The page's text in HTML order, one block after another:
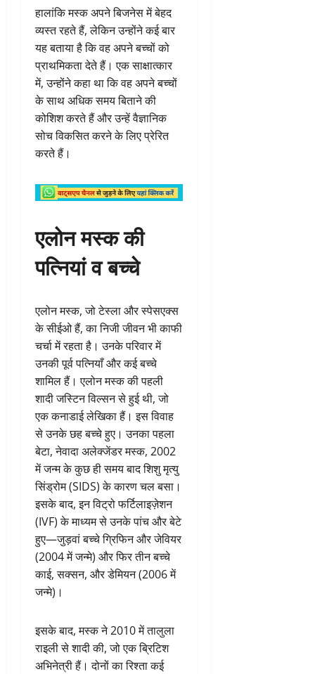
हालांकि मस्क अपने बिजनेस में बेहद
व्यस्त रहते हैं, लेकिन उन्होंने कई बार
यह बताया है कि वह अपने बच्चों को
प्राथमिकता देते हैं। एक साक्षात्कार
में, उन्होंने कहा था कि वह अपने बच्चों
के साथ अधिक समय बिताने की
कोशिश करते हैं और उन्हें वैज्ञानिक
सोच विकसित करने के लिए प्रेरित
करते हैं।
एलोन मस्क की
पत्नियां व बच्चे
एलोन मस्क, जो टेस्ला और स्पेसएक्स
के सीईओ हैं, का निजी जीवन भी काफी
चर्चा में रहता है। उनके परिवार में
उनकी पूर्व पत्नियाँ और कई बच्चे
शामिल हैं। एलोन मस्क की पहली
शादी जस्टिन विल्सन से हुई थी, जो
एक कनाडाई लेखिका हैं। इस विवाह
से उनके छह बच्चे हुए। उनका पहला
बेटा, नेवादा अलेक्जेंडर मस्क, 2002
में जन्म के कुछ ही समय बाद शिशु मृत्यु
सिंड्रोम (SIDS) के कारण चल बसा।
इसके बाद, इन विट्रो फर्टिलाइज़ेशन
(IVF) के माध्यम से उनके पांच और बेटे
हुए—जुड़वां बच्चे ग्रिफिन और जेवियर
(2004 में जन्मे) और फिर तीन बच्चे
काई, सक्सन, और डेमियन (2006 में
जन्मे)।
इसके बाद, मस्क ने 2010 में तालुला
राइली से शादी की, जो एक ब्रिटिश
अभिनेत्री हैं। दोनों का रिश्ता कई